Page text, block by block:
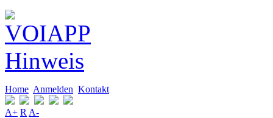
Home Anmelden Kontakt
A+ R A-